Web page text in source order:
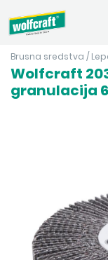
Brusna sredstva /
Wolfcraft
granulacija